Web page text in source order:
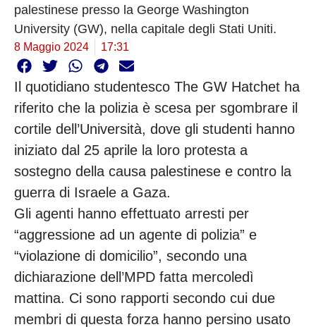
palestinese presso la George Washington
University (GW), nella capitale degli Stati Uniti.
8 Maggio 2024 17:31
Il quotidiano studentesco The GW Hatchet ha
riferito che la polizia è scesa per sgombrare il
cortile dell’Università, dove gli studenti hanno
iniziato dal 25 aprile la loro protesta a
sostegno della causa palestinese e contro la
guerra di Israele a Gaza.
Gli agenti hanno effettuato arresti per
“aggressione ad un agente di polizia” e
“violazione di domicilio”, secondo una
dichiarazione dell’MPD fatta mercoledì
mattina. Ci sono rapporti secondo cui due
membri di questa forza hanno persino usato